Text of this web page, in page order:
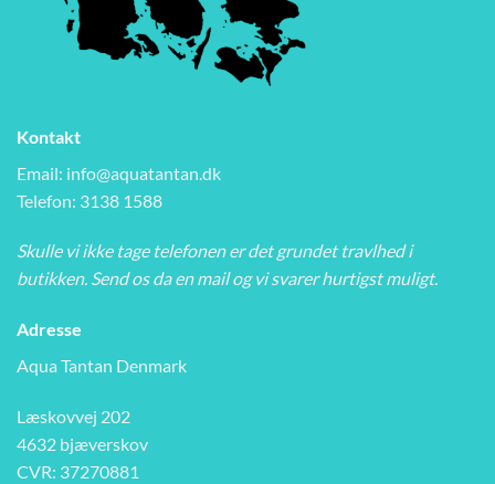
Kontakt
Email: info@aquatantan.dk
Telefon: 3138 1588
Skulle vi ikke tage telefonen er det grundet travlhed i
butikken. Send os da en mail og vi svarer hurtigst muligt.
Adresse
Aqua Tantan Denmark
Læskovvej 202
4632 bjæverskov
CVR: 37270881